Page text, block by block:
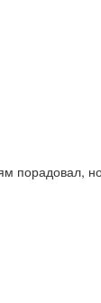
порадовал,